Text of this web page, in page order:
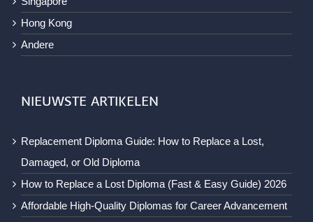
Hong Kong
Andere
NIEUWSTE ARTIKELEN
Replacement Diploma Guide: How to Replace a Lost,
Damaged, or Old Diploma
How to Replace a Lost Diploma (Fast & Easy Guide) 2026
Affordable High-Quality Diplomas for Career Advancement